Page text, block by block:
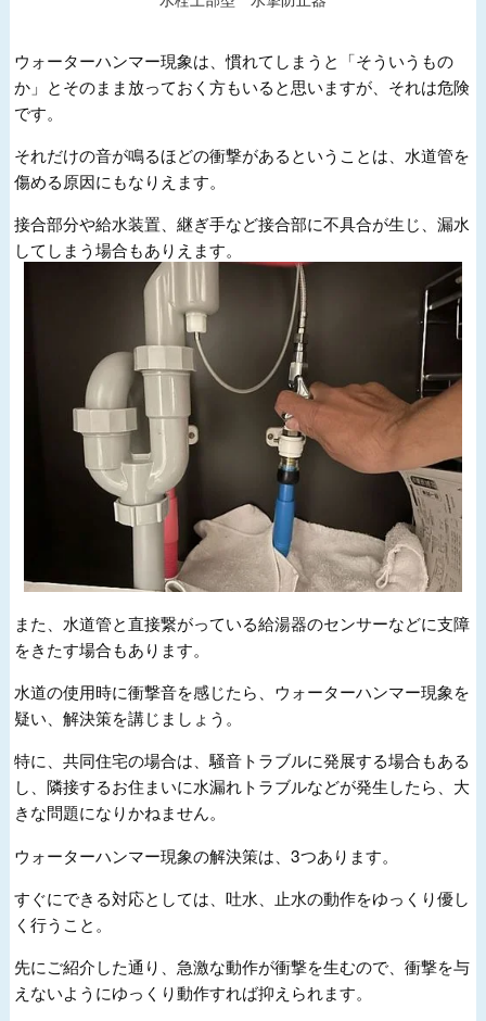
ウォーターハンマー現象は、慣れてしまうと「そういうもの
か」とそのまま放っておく方もいると思いますが、それは危険
です。
それだけの音が鳴るほどの衝撃があるということは、水道管を
傷める原因にもなりえます。
接合部分や給水装置、継ぎ手など接合部に不具合が生じ、漏水
してしまう場合もありえます。
また、水道管と直接繋がっている給湯器のセンサーなどに支障
をきたす場合もあります。
水道の使用時に衝撃音を感じたら、ウォーターハンマー現象を
疑い、解決策を講じましょう。
特に、共同住宅の場合は、騒音トラブルに発展する場合もある
し、隣接するお住まいに水漏れトラブルなどが発生したら、大
きな問題になりかねません。
ウォーターハンマー現象の解決策は、3つあります。
すぐにできる対応としては、吐水、止水の動作をゆっくり優し
く行うこと。
先にご紹介した通り、急激な動作が衝撃を生むので、衝撃を与
えないようにゆっくり動作すれば抑えられます。